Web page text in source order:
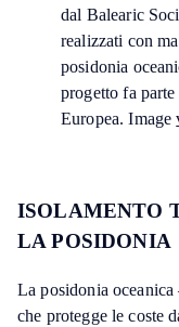
dal Balearic
realizzati con
posidonia
progetto fa
Europea. Image
ISOLAMENTO
LA POSIDONIA
La posidonia
che protegge le coste